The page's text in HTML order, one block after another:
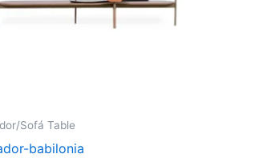
Sofá Table
babilonia